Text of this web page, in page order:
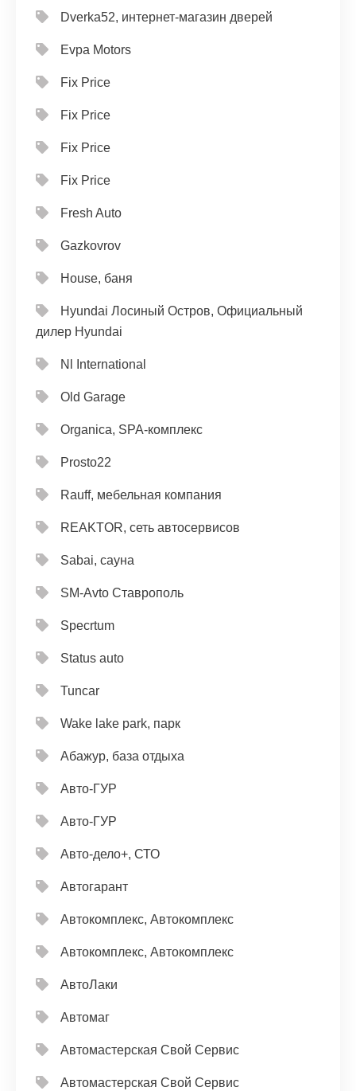
Dverka52, интернет-магазин дверей
Evpa Motors
Fix Price
Fix Price
Fix Price
Fix Price
Fresh Auto
Gazkovrov
House, баня
Hyundai Лосиный Остров, Официальный
дилер Hyundai
Nl International
Old Garage
Organica, SPA-комплекс
Prosto22
Rauff, мебельная компания
REAKTOR, сеть автосервисов
Sabai, сауна
SM-Avto Ставрополь
Specrtum
Status auto
Tuncar
Wake lake park, парк
Абажур, база отдыха
Авто-ГУР
Авто-ГУР
Авто-дело+, СТО
Автогарант
Автокомплекс, Автокомплекс
Автокомплекс, Автокомплекс
АвтоЛаки
Автомаг
Автомастерская Свой Сервис
Автомастерская Свой Сервис